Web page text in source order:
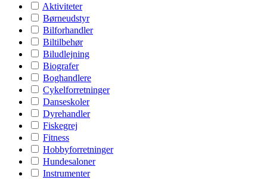
Aktiviteter
Børneudstyr
Bilforhandler
Biltilbehør
Biludlejning
Biografer
Boghandlere
Cykelforretninger
Danseskoler
Dyrehandler
Fiskegrej
Fitness
Hobbyforretninger
Hundesaloner
Instrumenter